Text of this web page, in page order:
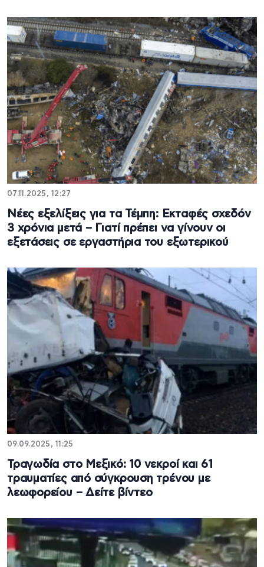
07.11.2025, 12:27
Νέες εξελίξεις για τα Τέμπη: Εκταφές σχεδόν
3 χρόνια μετά – Γιατί πρέπει να γίνουν οι
εξετάσεις σε εργαστήρια του εξωτερικού
09.09.2025, 11:25
Τραγωδία στο Μεξικό: 10 νεκροί και 61
τραυματίες από σύγκρουση τρένου με
λεωφορείου – Δείτε βίντεο